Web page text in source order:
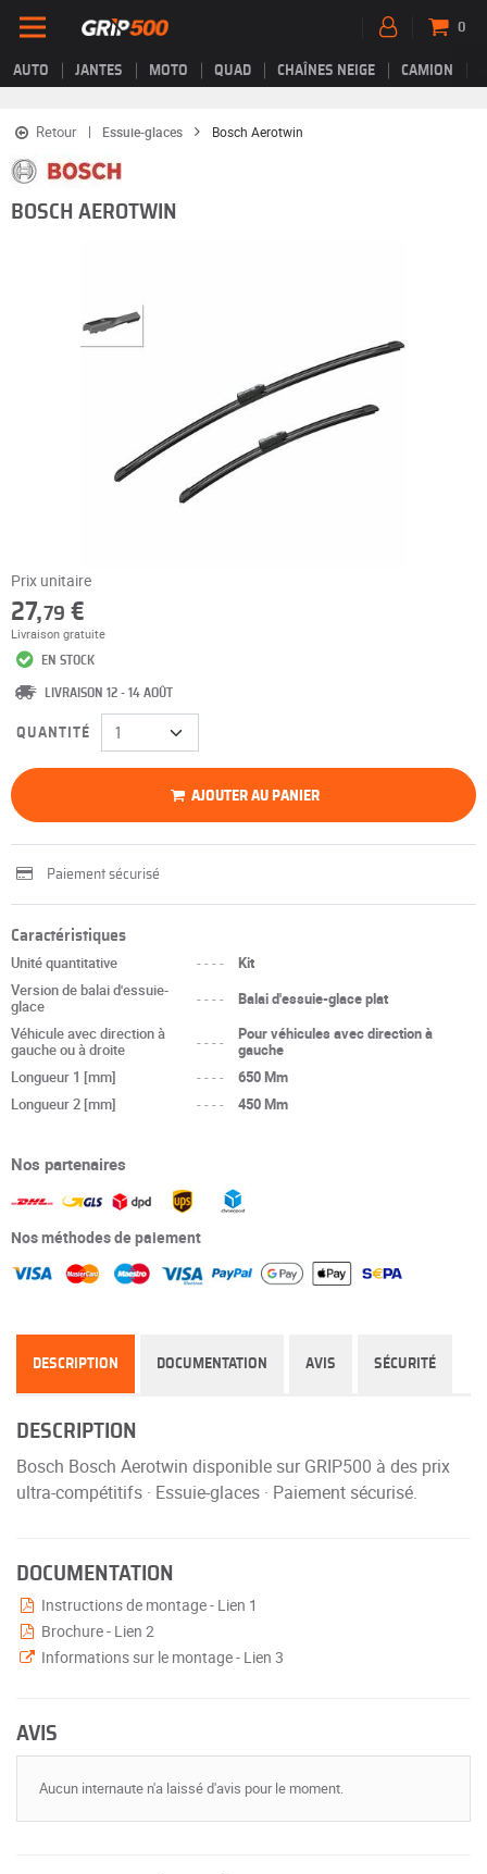
AUTO JANTES MOTO QUAD CHAÎNES NEIGE CAMION
0
Retour Essuie-glaces Bosch Aerotwin
BOSCH AEROTWIN
Prix unitaire
27,79 €
Livraison gratuite
EN STOCK
LIVRAISON 12 - 14 AOÛT
QUANTITÉ
AJOUTER AU PANIER
Paiement sécurisé
Caractéristiques
Unité quantitative ----
Kit
Version de balai d'essuie-
glace
----
Balai d'essuie-glace plat
Véhicule avec direction à
gauche ou à droite
----
Pour véhicules avec direction à
gauche
Longueur 1 [mm]
----
650 Mm
Longueur 2 [mm]
---- 450 Mm
Nos partenaires
Nos méthodes de paiement
DESCRIPTION DOCUMENTATION AVIS SÉCURITÉ
DESCRIPTION
Bosch Bosch Aerotwin disponible sur GRIP500 à des prix
ultra-compétitifs · Essuie-glaces · Paiement sécurisé.
DOCUMENTATION
Instructions de montage - Lien 1
Brochure - Lien 2
Informations sur le montage - Lien 3
AVIS
Aucun internaute n'a laissé d'avis pour le moment.